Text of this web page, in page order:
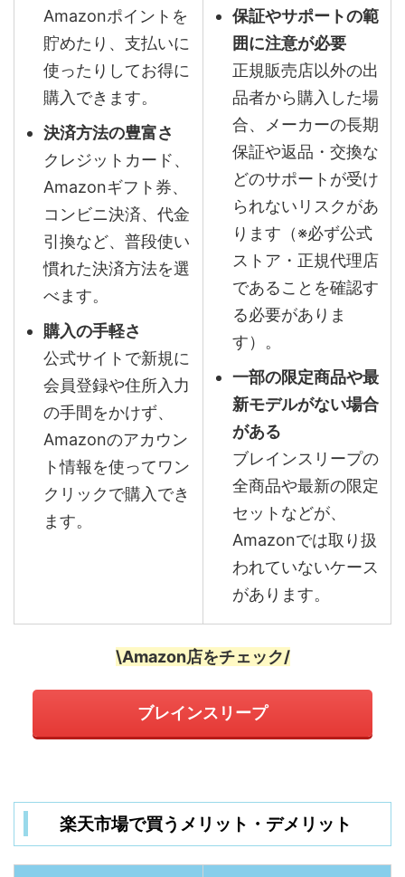
Amazonポイントを
貯めたり、支払いに
使ったりしてお得に
購入できます。
決済方法の豊富さ
クレジットカード、
Amazonギフト券、
コンビニ決済、代金
引換など、普段使い
慣れた決済方法を選
べます。
購入の手軽さ
公式サイトで新規に
会員登録や住所入力
の手間をかけず、
Amazonのアカウン
ト情報を使ってワン
クリックで購入でき
ます。
保証やサポートの範
囲に注意が必要
正規販売店以外の出
品者から購入した場
合、メーカーの長期
保証や返品・交換な
どのサポートが受け
られないリスクがあ
ります（※必ず公式
ストア・正規代理店
であることを確認す
る必要がありま
す）。
一部の限定商品や最
新モデルがない場合
がある
ブレインスリープの
全商品や最新の限定
セットなどが、
Amazonでは取り扱
われていないケース
があります。
\Amazon店をチェック/
ブレインスリープ
楽天市場で買うメリット・デメリット